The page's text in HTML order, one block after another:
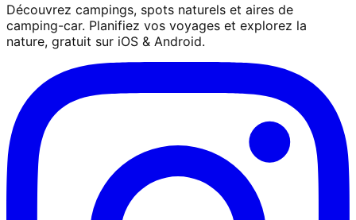
Découvrez campings, spots naturels et aires de
camping-car. Planifiez vos voyages et explorez la
nature, gratuit sur iOS & Android.